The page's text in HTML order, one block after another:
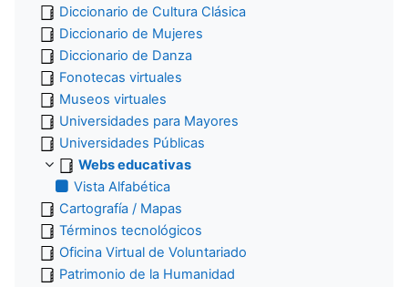
Diccionario de Cultura Clásica
Diccionario de Mujeres
Diccionario de Danza
Fonotecas virtuales
Museos virtuales
Universidades para Mayores
Universidades Públicas
Webs educativas
Vista Alfabética
Cartografía / Mapas
Términos tecnológicos
Oficina Virtual de Voluntariado
Patrimonio de la Humanidad